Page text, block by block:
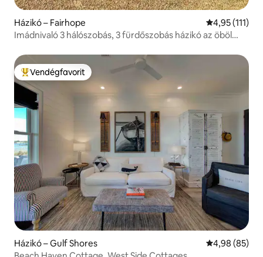
Házikó – Fairhope Átlagos
4,95 (111)
Imádnivaló 3 hálószobás, 3 fürdőszobás házikó az öböl
Kiemelt vendégfavorit
Vendégfavorit
Házikó – Gulf Shores Átlagos
4,98 (85)